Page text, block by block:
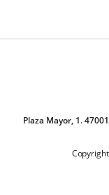
Plaza Mayor, 1.